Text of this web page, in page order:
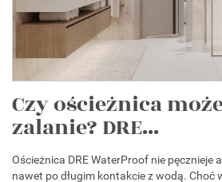
Czy ościeżnica
zalanie? DRE...
Ościeżnica DRE WaterProof nie pęcznieje
nawet po długim kontakcie z wodą.